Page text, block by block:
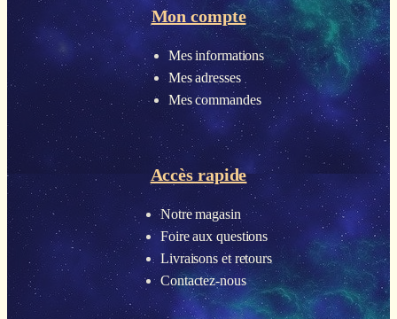
Mon compte
Mes informations
Mes adresses
Mes commandes
Accès rapide
Notre magasin
Foire aux questions
Livraisons et retours
Contactez-nous